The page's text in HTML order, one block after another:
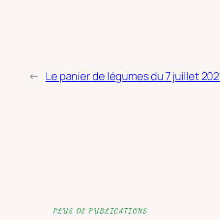
← Le panier de légumes du 7 juillet
PLUS DE PUBLICATIONS